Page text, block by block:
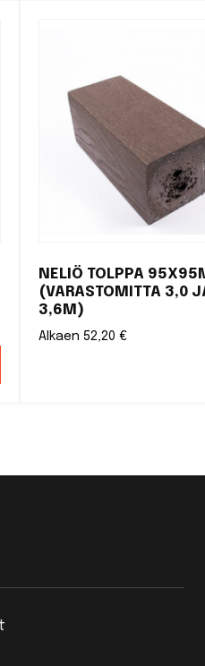
NELIÖ TOLPPA
(VARASTOMITTA 3,0
3,6M)
Alkaen52,20€